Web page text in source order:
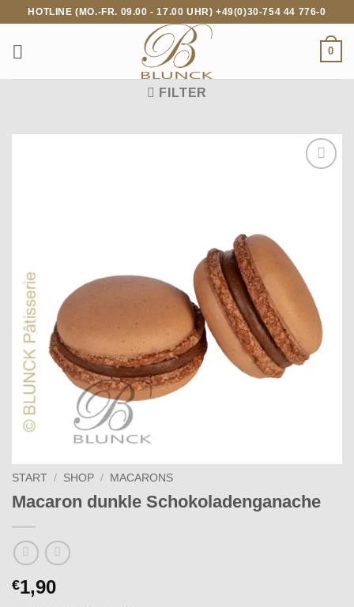
springen
HOTLINE (MO.-FR. 09.00 - 17.00 UHR) +49(0)30-754 44 776-0
0
FILTER
START / SHOP / MACARONS
Macaron dunkle Schokoladenganache
€1,90